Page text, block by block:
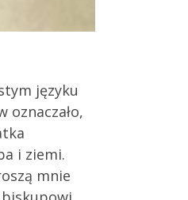
języku
oznaczało,
i ziemi.
mnie